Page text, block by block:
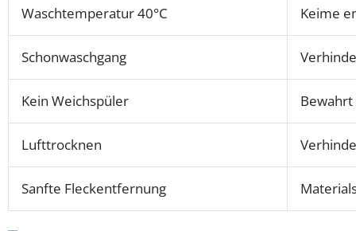
Waschtemperatur 40°C Keime
Schonwaschgang
Kein Weichspüler
Lufttrocknen
Sanfte Fleckentfernung